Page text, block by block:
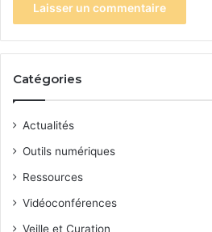
Catégories
Actualités
Outils numériques
Ressources
Vidéoconférences
Veille et Curation